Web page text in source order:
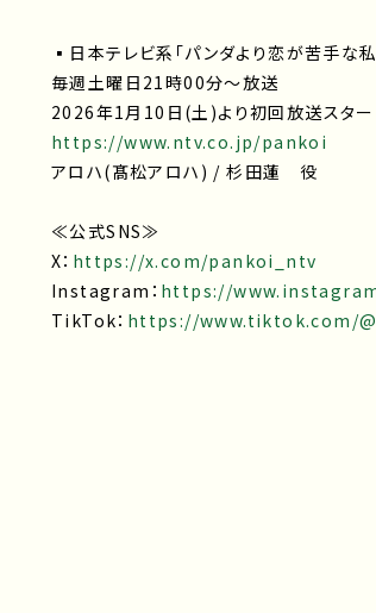
▪日本テレビ系「パンダより恋が苦手な私
毎週土曜日21時00分～放送
2026年1月10日(土)より初回放送スター
https://www.ntv.co.jp/pankoi
アロハ(髙松アロハ) / 杉田蓮 役
≪公式SNS≫
X： https://x.com/pankoi_ntv
Instagram： https://
TikTok： https://www.tiktok.com/